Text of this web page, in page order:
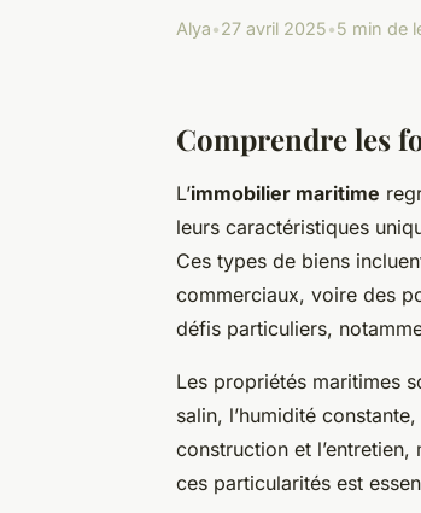
Alya•27 avril 2025•5 min de
Comprendre les
L’immobilier maritime
leurs caractéristiques
Ces types de biens
commerciaux, voire des
défis particuliers,
Les propriétés maritimes
salin, l’humidité
construction et
ces particularités est